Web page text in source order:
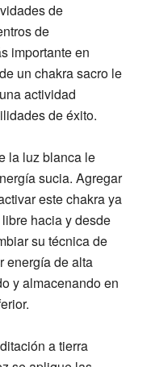
de
de
importante en
un chakra sacro le
actividad
de éxito.
la luz blanca le
sucia. Agregar
este chakra ya
hacia y desde
su técnica de
energía de alta
y almacenando en
a tierra